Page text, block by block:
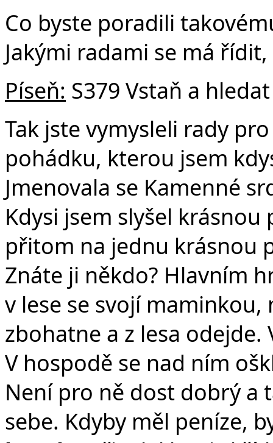
Co byste poradili
Jakými radami se má
Píseň: S379 Vstaň a
Tak jste vymysleli rady
pohádku, kterou jsem
Jmenovala se Kamenné
Kdysi jsem slyšel
přitom na jednu krásnou
Znáte ji někdo? Hlavním
v lese se svojí
zbohatne a z lesa
V hospodě se nad ním
Není pro ně dost dobrý a
sebe. Kdyby měl peníze,